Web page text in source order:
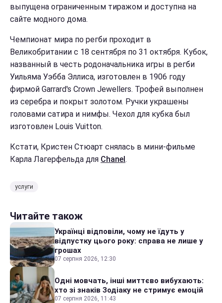
выпущена ограниченным тиражом и доступна на
сайте модного дома.
Чемпионат мира по регби проходит в
Великобритании с 18 сентября по 31 октября. Кубок,
названный в честь родоначальника игры в регби
Уильяма Уэбба Эллиса, изготовлен в 1906 году
фирмой Garrard's Crown Jewellers. Трофей выполнен
из серебра и покрыт золотом. Ручки украшены
головами сатира и нимфы. Чехол для кубка был
изготовлен Louis Vuitton.
Кстати, Кристен Стюарт снялась в мини-фильме
Карла Лагерфельда для Chanel .
услуги
Читайте також
Українці відповіли, чому не їдуть у
відпустку цього року: справа не лише у
грошах
07 серпня 2026, 12:30
Одні мовчать, інші миттєво вибухають:
хто зі знаків Зодіаку не стримує емоцій
07 серпня 2026, 11:43